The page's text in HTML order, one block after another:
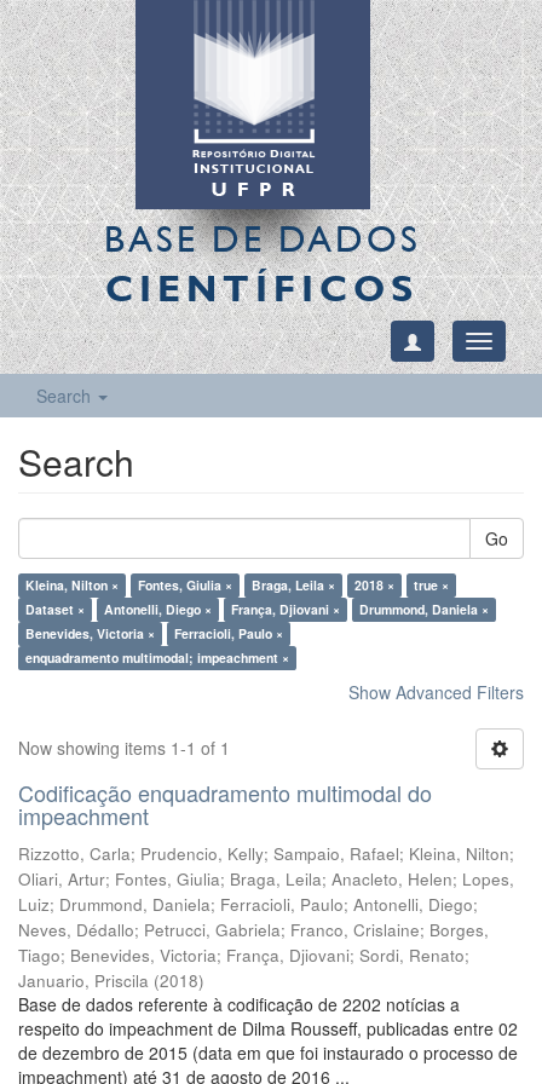
BASE DE DADOS
CIENTÍFICOS
Toggle
Search
Search
Go
Kleina, Nilton × Fontes, Giulia × Braga, Leila × 2018 ×
true ×
Dataset ×
Antonelli, Diego × França, Djiovani ×
Drummond, Daniela ×
Benevides, Victoria ×
Ferracioli, Paulo ×
enquadramento multimodal; impeachment ×
Show Advanced Filters
Now showing items 1-1 of 1
Codificação enquadramento multimodal do
impeachment
Rizzotto, Carla; Prudencio, Kelly; Sampaio, Rafael; Kleina, Nilton;
Oliari, Artur; Fontes, Giulia; Braga, Leila; Anacleto, Helen; Lopes,
Luiz; Drummond, Daniela; Ferracioli, Paulo; Antonelli, Diego;
Neves, Dédallo; Petrucci, Gabriela; Franco, Crislaine; Borges,
Tiago; Benevides, Victoria; França, Djiovani; Sordi, Renato;
Januario, Priscila (2018)
Base de dados referente à codificação de 2202 notícias a
respeito do impeachment de Dilma Rousseff, publicadas entre 02
de dezembro de 2015 (data em que foi instaurado o processo de
impeachment) até 31 de agosto de 2016 ...